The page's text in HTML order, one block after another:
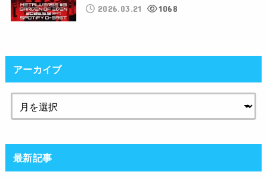
2026.03.21 1068
アーカイブ
最新記事